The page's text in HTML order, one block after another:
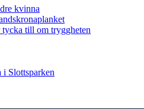
kvinna
planket
till om tryggheten
Slottsparken